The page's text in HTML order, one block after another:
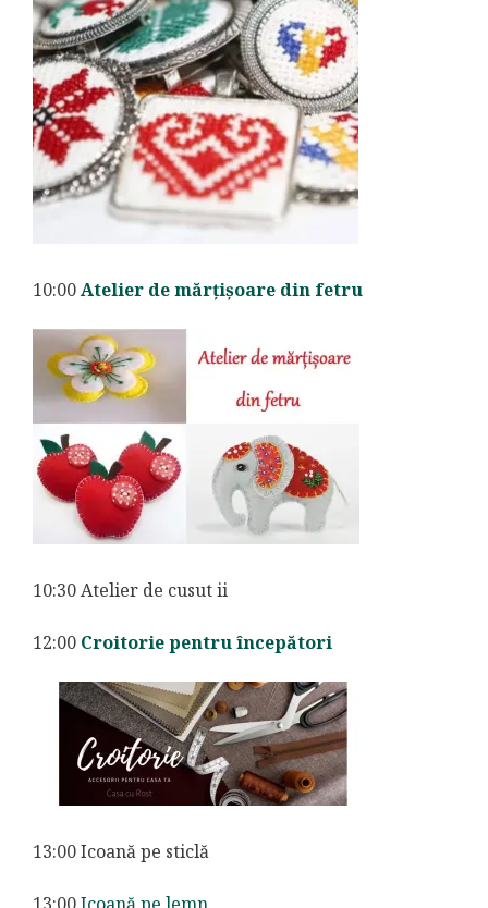
10:00Atelier de mărțișoare din fetru
10:30 Atelier de cusut ii
12:00 Croitorie pentru începători
13:00 Icoană pe sticlă